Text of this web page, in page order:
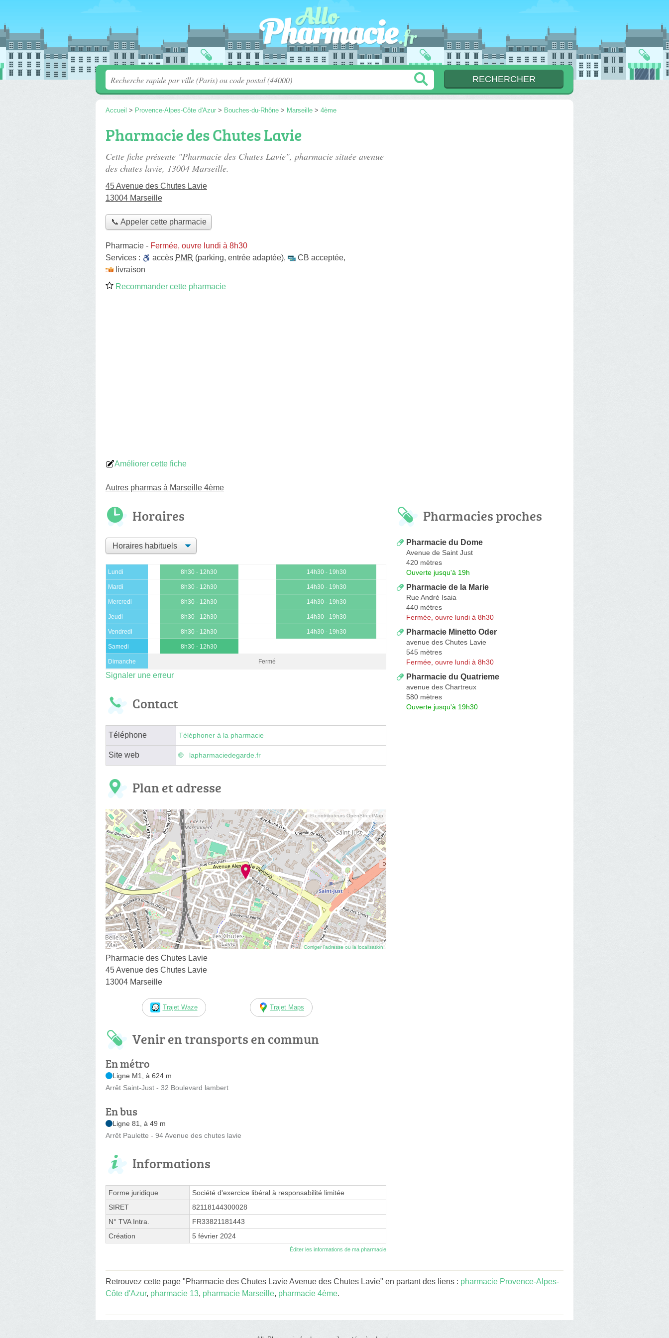
Accueil > Provence-Alpes-Côte d'Azur > Bouches-du-Rhône > Marseille > 4ème
Pharmacie des Chutes Lavie
Cette fiche présente "Pharmacie des Chutes Lavie", pharmacie située avenue
des chutes lavie, 13004 Marseille.
45 Avenue des Chutes Lavie
13004 Marseille
📞 Appeler cette pharmacie
Pharmacie - Fermée, ouvre lundi à 8h30
Services :
accès PMR (parking, entrée adaptée), CB acceptée,
livraison
Recommander cette pharmacie
Améliorer cette fiche
Autres pharmas à Marseille 4ème
Horaires
Lundi 8h30 - 12h30 14h30 - 19h30
Mardi 8h30 - 12h30 14h30 - 19h30
Mercredi 8h30 - 12h30 14h30 - 19h30
Jeudi 8h30 - 12h30 14h30 - 19h30
Vendredi 8h30 - 12h30 14h30 - 19h30
Samedi 8h30 - 12h30
Dimanche Fermé
Signaler une erreur
Contact
Téléphone Téléphoner à la pharmacie
Site web lapharmaciedegarde.fr
Plan et adresse
© contributeurs OpenStreetMap
Corriger l’adresse ou la localisation
Pharmacie des Chutes Lavie
45 Avenue des Chutes Lavie
13004 Marseille
Trajet Waze Trajet Maps
Venir en transports en commun
En métro
Ligne M1, à 624 m
Arrêt Saint-Just - 32 Boulevard lambert
En bus
Ligne 81, à 49 m
Arrêt Paulette - 94 Avenue des chutes lavie
Informations
Forme juridique
Société d'exercice libéral à responsabilité limitée
SIRET
82118144300028
N° TVA Intra.
FR33821181443
Création
5 février 2024
Éditer les informations de ma pharmacie
Pharmacies proches
Pharmacie du Dome
Avenue de Saint Just
420 mètres
Ouverte jusqu'à 19h
Pharmacie de la Marie
Rue André Isaia
440 mètres
Fermée, ouvre lundi à 8h30
Pharmacie Minetto Oder
avenue des Chutes Lavie
545 mètres
Fermée, ouvre lundi à 8h30
Pharmacie du Quatrieme
avenue des Chartreux
580 mètres
Ouverte jusqu'à 19h30
Retrouvez cette page "Pharmacie des Chutes Lavie Avenue des Chutes Lavie" en partant des liens : pharmacie Provence-Alpes-
Côte d'Azur, pharmacie 13, pharmacie Marseille, pharmacie 4ème.